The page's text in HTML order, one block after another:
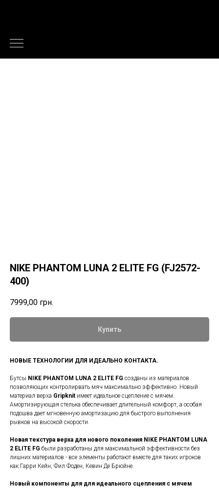
NIKE PHANTOM LUNA 2 ELITE FG (FJ2572-
400)
7999,00 грн.
Купить
НОВЫЕ ТЕХНОЛОГИИ ДЛЯ ИДЕАЛЬНО КОНТАКТА.
Бутсы NIKE PHANTOM LUNA 2 ELITE FG созданы из материалов
позволяющих контролирвать мяч максимально эффективно. Новый
материал верха Gripknit имеет идеальное сцепление с мячем.
Амортизирующая стелька обеспечивает длительный комфорт, а особая
подошва дает мгновенную амортизацию для быстрого выполнения
рывков на высокой скорости.
Новая текстура верха для нового поколения NIKE PHANTOM LUNA
2 ELITE FG были разработаны для максимальной эффективности без
лишних материалов - все элементы работают вместе для таких игроков
как Гарри Кейн, Фил Фоден, Кевин Де Брюйне.
Новый компоненты для для идеального сцепления с мячем